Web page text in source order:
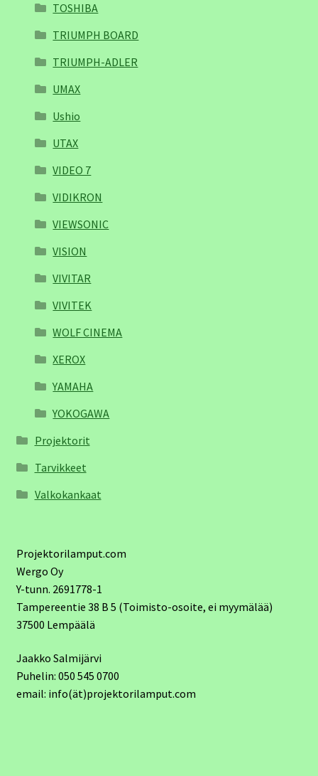
TOSHIBA
TRIUMPH BOARD
TRIUMPH-ADLER
UMAX
Ushio
UTAX
VIDEO 7
VIDIKRON
VIEWSONIC
VISION
VIVITAR
VIVITEK
WOLF CINEMA
XEROX
YAMAHA
YOKOGAWA
Projektorit
Tarvikkeet
Valkokankaat
Projektorilamput.com
Wergo Oy
Y-tunn. 2691778-1
Tampereentie 38 B 5 (Toimisto-osoite, ei myymälää)
37500 Lempäälä
Jaakko Salmijärvi
Puhelin: 050 545 0700
email: info(ät)projektorilamput.com